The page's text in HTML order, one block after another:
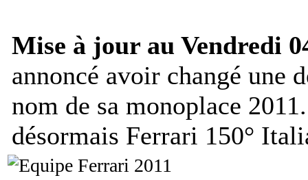
Mise à jour au Vendredi
annoncé avoir changé une
nom de sa monoplace
désormais Ferrari 150°